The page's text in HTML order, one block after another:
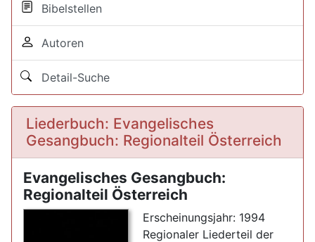
Bibelstellen
Autoren
Detail-Suche
Liederbuch: Evangelisches
Gesangbuch: Regionalteil Österreich
Evangelisches Gesangbuch:
Regionalteil Österreich
Erscheinungsjahr: 1994
Regionaler Liederteil der